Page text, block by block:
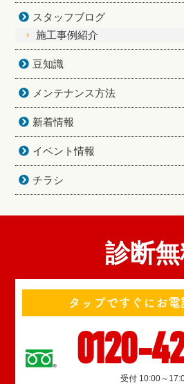
スタッフブログ
施工事例紹介
豆知識
メンテナンス方法
新着情報
イベント情報
チラシ
診断
タップですぐにお電
0120-
受付 10:00～